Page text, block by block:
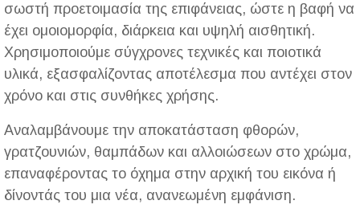
σωστή προετοιμασία της επιφάνειας, ώστε η βαφή να
έχει ομοιομορφία, διάρκεια και υψηλή αισθητική.
Χρησιμοποιούμε σύγχρονες τεχνικές και ποιοτικά
υλικά, εξασφαλίζοντας αποτέλεσμα που αντέχει στον
χρόνο και στις συνθήκες χρήσης.
Αναλαμβάνουμε την αποκατάσταση φθορών,
γρατζουνιών, θαμπάδων και αλλοιώσεων στο χρώμα,
επαναφέροντας το όχημα στην αρχική του εικόνα ή
δίνοντάς του μια νέα, ανανεωμένη εμφάνιση.